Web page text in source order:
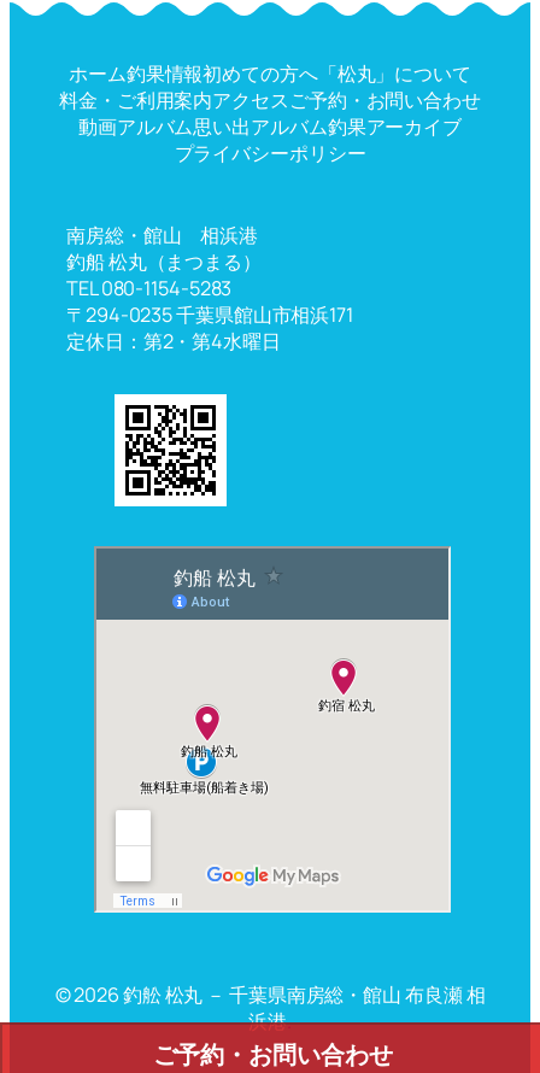
ご予約・お問い合わせ
ホーム釣果情報初めての方へ「松丸」について
料金・ご利用案内アクセスご予約・お問い合わせ
動画アルバム思い出アルバム釣果アーカイブ
プライバシーポリシー
南房総・館山 相浜港
釣船 松丸（まつまる）
TEL 080-1154-5283
〒294-0235 千葉県館山市相浜171
定休日：第2・第4水曜日
© 2026 釣舩 松丸 － 千葉県南房総・館山 布良瀬 相
浜港.